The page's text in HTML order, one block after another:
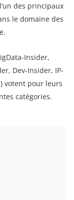
des principaux
le domaine des
Insider,
Dev-Insider, IP-
votent pour leurs
catégories.